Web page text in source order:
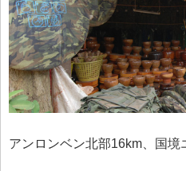
アンロンベン北部16km、国境